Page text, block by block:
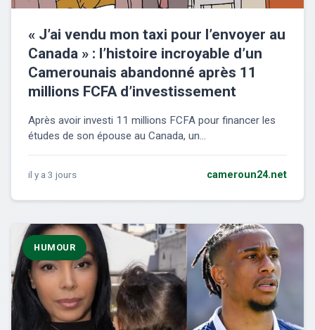
« J’ai vendu mon taxi pour l’envoyer au
Canada » : l’histoire incroyable d’un
Camerounais abandonné après 11
millions FCFA d’investissement
Après avoir investi 11 millions FCFA pour financer les
études de son épouse au Canada, un...
il y a 3 jours cameroun24.net
HUMOUR